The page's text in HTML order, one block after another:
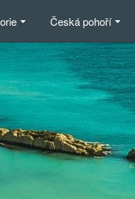
Česká pohoří